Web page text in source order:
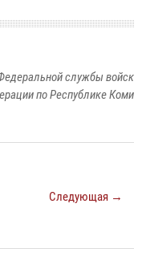
службы войск
по Республике Коми
Следующая →